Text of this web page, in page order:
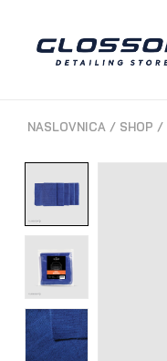
NASLOVNICA / SHOP /